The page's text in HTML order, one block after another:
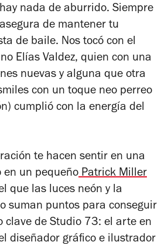
nada de aburrido. Siempre
de mantener tu
de baile. Nos tocó con el
Elías Valdez, quien con una
nuevas y alguna que otra
con un toque neo perreo
cumplió con la energía del
te hacen sentir en una
en un pequeño Patrick Miller
que las luces neón y la
suman puntos para conseguir
clave de Studio 73: el arte en
diseñador gráfico e ilustrador